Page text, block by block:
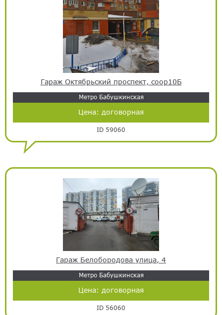
Гараж Октябрьский проспект, соор10Б
Метро Бабушкинская
Цена: договорная
ID 59060
Гараж Белобородова улица, 4
Метро Бабушкинская
Цена: договорная
ID 56060